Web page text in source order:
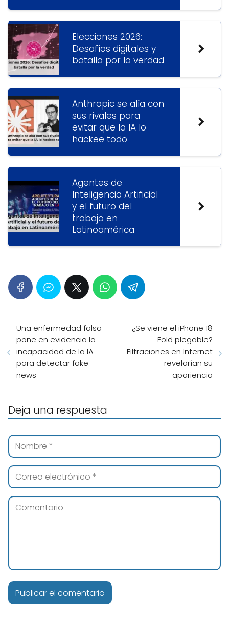
Elecciones 2026:
Desafíos digitales y
batalla por la verdad
Anthropic se alía con
sus rivales para
evitar que la IA lo
hackee todo
Agentes de
Inteligencia Artificial
y el futuro del
trabajo en
Latinoamérica
Una enfermedad falsa
pone en evidencia la
incapacidad de la IA
para detectar fake
news
¿Se viene el iPhone 18
Fold plegable?
Filtraciones en Internet
revelarían su
apariencia
Deja una respuesta